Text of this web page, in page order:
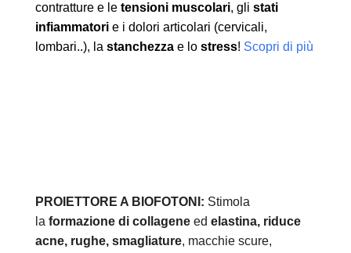
contratture e le tensioni muscolari, gli stati
infiammatori e i dolori articolari (cervicali,
lombari..), la stanchezzae lo stress! Scopri di più
PROIETTORE A BIOFOTONI: Stimola
la formazione di collagene ed elastina, riduce
acne, rughe, smagliature, macchie scure,